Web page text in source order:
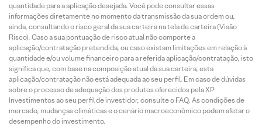
quantidade para a aplicação desejada. Você pode consultar essas
informações diretamente no momento da transmissão da sua ordem ou,
ainda, consultando o risco geral da sua carteira na tela de carteira (Visão
Risco). Caso a sua pontuação de risco atual não comporte a
aplicação/contratação pretendida, ou caso existam limitações em relação à
quantidade e/ou volume financeiro para a referida aplicação/contratação, isto
significa que, com base na composição atual da sua carteira, esta
aplicação/contratação não está adequada ao seu perfil. Em caso de dúvidas
sobre o processo de adequação dos produtos oferecidos pela XP
Investimentos ao seu perfil de investidor, consulte o FAQ. As condições de
mercado, mudanças climáticas e o cenário macroeconômico podem afetar o
desempenho do investimento.